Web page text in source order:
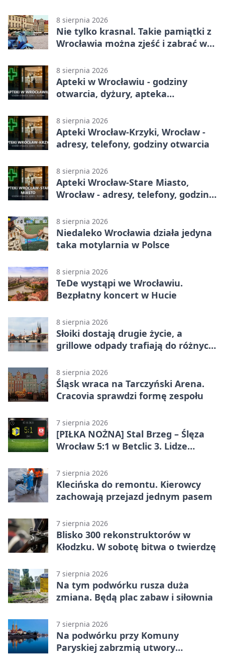
8 sierpnia 2026
Nie tylko krasnal. Takie pamiątki z
Wrocławia można zjeść i zabrać w
8 sierpnia 2026
Apteki w Wrocławiu - godziny
otwarcia, dyżury, apteka
8 sierpnia 2026
Apteki Wrocław-Krzyki, Wrocław -
adresy, telefony, godziny otwarcia
8 sierpnia 2026
Apteki Wrocław-Stare Miasto,
Wrocław - adresy, telefony, godziny
8 sierpnia 2026
Niedaleko Wrocławia działa jedyna
taka motylarnia w Polsce
8 sierpnia 2026
TeDe wystąpi we Wrocławiu.
Bezpłatny koncert w Hucie
8 sierpnia 2026
Słoiki dostają drugie życie, a
grillowe odpady trafiają do różnych
8 sierpnia 2026
Śląsk wraca na Tarczyński Arena.
Cracovia sprawdzi formę zespołu
7 sierpnia 2026
[PIŁKA NOŻNA] Stal Brzeg – Ślęza
Wrocław 5:1 w Betclic 3. Lidze
porażka wrocławian
7 sierpnia 2026
Klecińska do remontu. Kierowcy
zachowają przejazd jednym pasem
7 sierpnia 2026
Blisko 300 rekonstruktorów w
Kłodzku. W sobotę bitwa o twierdzę
7 sierpnia 2026
Na tym podwórku rusza duża
zmiana. Będą plac zabaw i siłownia
7 sierpnia 2026
Na podwórku przy Komuny
Paryskiej zabrzmią utwory